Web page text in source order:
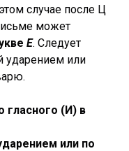
случае после Ц
может
Е. Следует
ударением или
гласного (И) в
или по